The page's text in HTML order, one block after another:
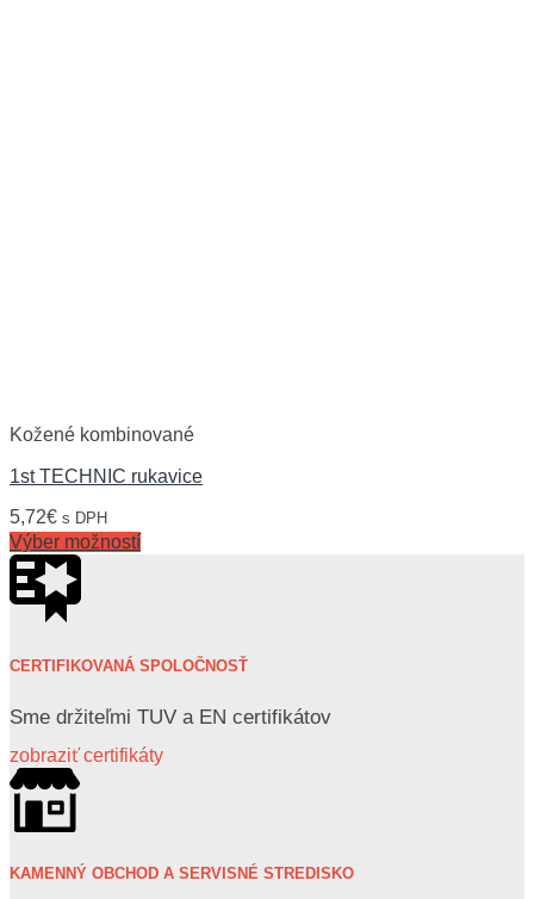
Kožené kombinované
1st TECHNIC rukavice
5,72€ s DPH
Výber možností
CERTIFIKOVANÁ SPOLOČNOSŤ
Sme držiteľmi TUV a EN certifikátov
zobraziť certifikáty
KAMENNÝ OBCHOD A SERVISNÉ STREDISKO